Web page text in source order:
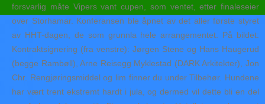
forsvarlig måte Vipers vant cupen, som ventet, etter finaleseier
over Storhamar. Konferansen ble åpnet av det aller første styret
av HHT-dagen, de som grunnla hele arrangementet. På bildet:
Kontraktsignering (fra venstre): Jørgen Stene og Hans Haugerud
(begge Rambøll), Arne Reisegg Myklestad (DARK Arkitekter), Jon
Chr. Rengjøringsmiddel og lim finner du under Tilbehør. Hundene
har vært trent ekstremt hardt i jula, og dermed vil dette bli en del